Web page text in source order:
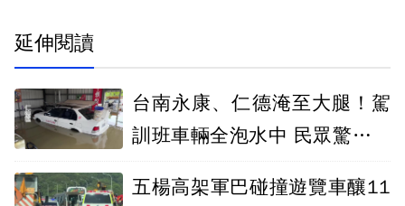
延伸閱讀
台南永康、仁德淹至大腿！駕
訓班車輛全泡水中 民眾驚：比
五楊高架軍巴碰撞遊覽車釀11